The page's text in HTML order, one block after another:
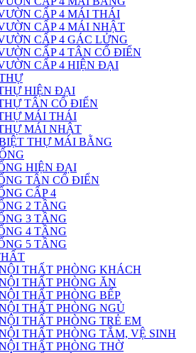
CẤP 4 MÁI THÁI
CẤP 4 MÁI NHẬT
CẤP 4 GÁC LỬNG
CẤP 4 TÂN CỔ ĐIỂN
CẤP 4 HIỆN ĐẠI
HIỆN ĐẠI
TÂN CỔ ĐIỂN
MÁI THÁI
MÁI NHẬT
THỰ MÁI BẰNG
HIỆN ĐẠI
TÂN CỔ ĐIỂN
CẤP 4
2 TẦNG
3 TẦNG
4 TẦNG
5 TẦNG
THẤT PHÒNG KHÁCH
THẤT PHÒNG ĂN
THẤT PHÒNG BẾP
THẤT PHÒNG NGỦ
THẤT PHÒNG TRẺ EM
THẤT PHÒNG TẮM, VỆ SINH
THẤT PHÒNG THỜ